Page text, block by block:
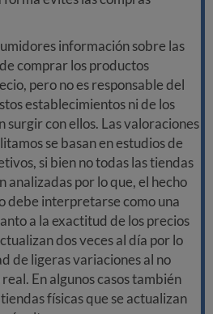
información sobre las
comprar los productos
pero no es responsable del
establecimientos ni de los
surgir con ellos. Las valoraciones
se basan en estudios de
si bien no todas las tiendas
analizadas por lo que, el hecho
debe interpretarse como una
a la exactitud de los precios
dos veces al día por lo
de ligeras variaciones al no
En algunos casos también
físicas que se actualizan